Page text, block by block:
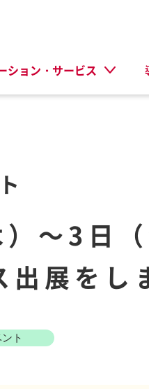
ション・サービス
～3日
出展をし
ト